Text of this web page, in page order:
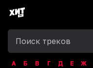
А Б В Г Д Е Ж